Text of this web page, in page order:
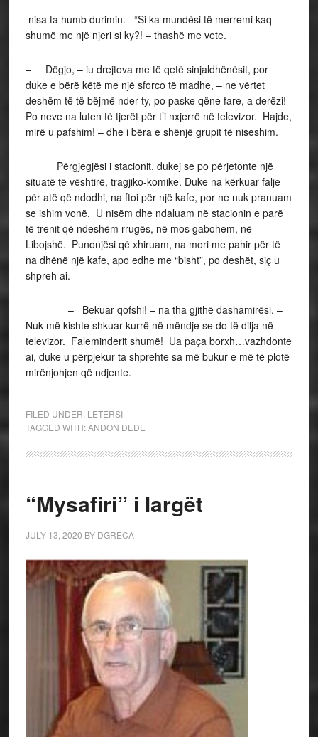
nisa ta humb durimin. “Si ka mundësi të merremi kaq
shumë me një njeri si ky?! – thashë me vete.
– Dëgjo, – iu drejtova me të qetë sinjaldhënësit, por
duke e bërë këtë me një sforco të madhe, – ne vërtet
deshëm të të bëjmë nder ty, po paske qëne fare, a derëzi!
Po neve na luten të tjerët për t’i nxjerrë në televizor. Hajde,
mirë u pafshim! – dhe i bëra e shënjë grupit të niseshim.
Përgjegjësi i stacionit, dukej se po përjetonte një
situatë të vështirë, tragjiko-komike. Duke na kërkuar falje
për atë që ndodhi, na ftoi për një kafe, por ne nuk pranuam
se ishim vonë. U nisëm dhe ndaluam në stacionin e parë
të trenit që ndeshëm rrugës, në mos gabohem, në
Libojshë. Punonjësi që xhiruam, na mori me pahir për të
na dhënë një kafe, apo edhe me “bisht”, po deshët, siç u
shpreh ai.
– Bekuar qofshi! – na tha gjithë dashamirësi. –
Nuk më kishte shkuar kurrë në mëndje se do të dilja në
televizor. Faleminderit shumë! Ua paça borxh…vazhdonte
ai, duke u përpjekur ta shprehte sa më bukur e më të plotë
mirënjohjen që ndjente.
FILED UNDER: LETERSI
TAGGED WITH:ANDON DEDE
“Mysafiri” i largët
JULY 13, 2020 BY DGRECA